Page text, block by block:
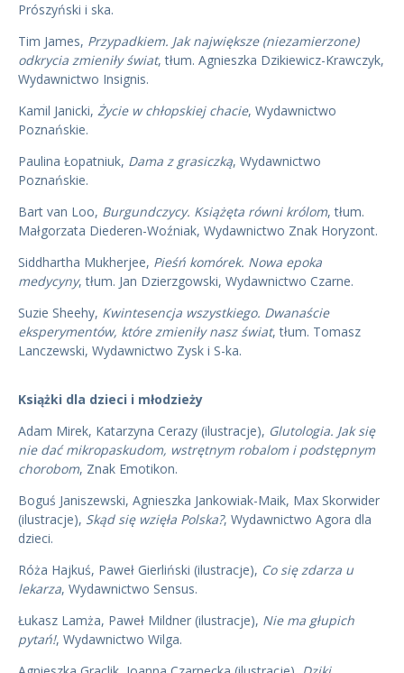
Prószyński i ska.
Tim James, Przypadkiem. Jak największe (niezamierzone)
odkrycia zmieniły świat, tłum. Agnieszka Dzikiewicz-Krawczyk,
Wydawnictwo Insignis.
Kamil Janicki, Życie w chłopskiej chacie, Wydawnictwo
Poznańskie.
Paulina Łopatniuk, Dama z grasiczką, Wydawnictwo
Poznańskie.
Bart van Loo, Burgundczycy. Książęta równi królom, tłum.
Małgorzata Diederen-Woźniak, Wydawnictwo Znak Horyzont.
Siddhartha Mukherjee, Pieśń komórek. Nowa epoka
medycyny, tłum. Jan Dzierzgowski, Wydawnictwo Czarne.
Suzie Sheehy, Kwintesencja wszystkiego. Dwanaście
eksperymentów, które zmieniły nasz świat, tłum. Tomasz
Lanczewski, Wydawnictwo Zysk i S-ka.
Książki dla dzieci i młodzieży
Adam Mirek, Katarzyna Cerazy (ilustracje), Glutologia. Jak się
nie dać mikropaskudom, wstrętnym robalom i podstępnym
chorobom, Znak Emotikon.
Boguś Janiszewski, Agnieszka Jankowiak-Maik, Max Skorwider
(ilustracje), Skąd się wzięła Polska?, Wydawnictwo Agora dla
dzieci.
Róża Hajkuś, Paweł Gierliński (ilustracje), Co się zdarza u
lekarza, Wydawnictwo Sensus.
Łukasz Lamża, Paweł Mildner (ilustracje), Nie ma głupich
pytań!, Wydawnictwo Wilga.